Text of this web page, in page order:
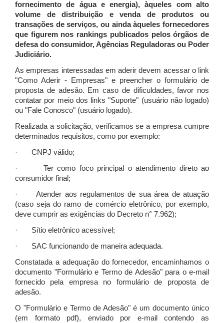
fornecimento de água e energia), àqueles com alto
volume de distribuição e venda de produtos ou
transações de serviços, ou ainda àqueles fornecedores
que figurem nos rankings publicados pelos órgãos de
defesa do consumidor, Agências Reguladoras ou Poder
Judiciário.
As empresas interessadas em aderir devem acessar o link
"Como Aderir - Empresas" e preencher o formulário de
proposta de adesão. Em caso de dificuldades, favor nos
contatar por meio dos links "Suporte" (usuário não logado)
ou "Fale Conosco" (usuário logado).
Realizada a solicitação, verificamos se a empresa cumpre
determinados requisitos, como por exemplo:
· CNPJ válido;
· Ter como foco principal o atendimento direto ao
consumidor final;
· Atender aos regulamentos de sua área de atuação
(caso seja do ramo de comércio eletrônico, por exemplo,
deve cumprir as exigências do Decreto n° 7.962);
· Sítio eletrônico acessível;
· SAC funcionando de maneira adequada.
Constatada a adequação do fornecedor, encaminhamos o
documento "Formulário e Termo de Adesão" para o e-mail
fornecido pela empresa no formulário de proposta de
adesão.
O "Formulário e Termo de Adesão" é um documento único
(em formato pdf), enviado por e-mail contendo as